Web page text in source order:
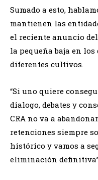
Sumado a esto,
mantienen las
el reciente anuncio
la pequeña baja en
diferentes cultivos.
“Si uno quiere
dialogo, debates y
CRA no va a
retenciones siempre
histórico y vamos a
eliminación